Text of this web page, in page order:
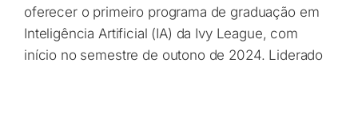
oferecer o primeiro programa de graduação em
Inteligência Artificial (IA) da Ivy League, com
início no semestre de outono de 2024. Liderado